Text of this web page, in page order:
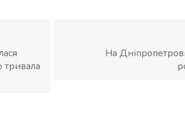
тривала
На